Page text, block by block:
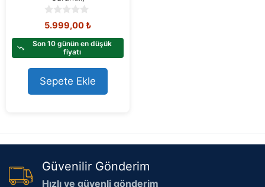
0
o
u
5
5.999,00₺
Son 10 günün en düşük
fiyatı
Sepete Ekle
Güvenilir Gönderim
Hızlı ve güvenli gönderim